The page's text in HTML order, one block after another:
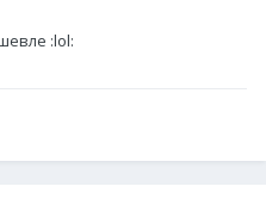
:lol: